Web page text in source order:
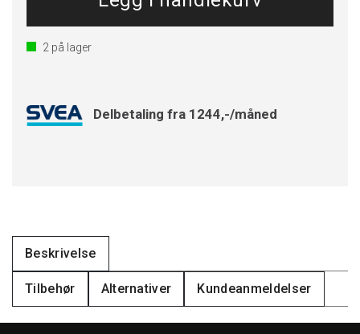
2 på lager
Delbetaling fra 1244,-/måned
Beskrivelse
Tilbehør Alternativer Kundeanmeldelser